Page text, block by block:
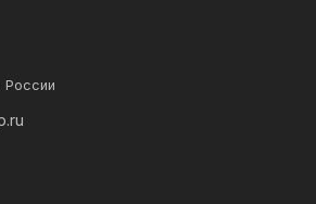
России